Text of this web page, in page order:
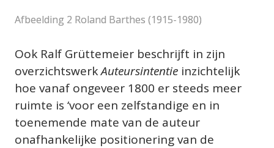
Afbeelding 2 Roland Barthes (1915-1980)
Ook Ralf Grüttemeier beschrijft in zijn
overzichtswerk Auteursintentie inzichtelijk
hoe vanaf ongeveer 1800 er steeds meer
ruimte is ‘voor een zelfstandige en in
toenemende mate van de auteur
onafhankelijke positionering van de